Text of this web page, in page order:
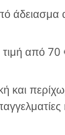
από
και